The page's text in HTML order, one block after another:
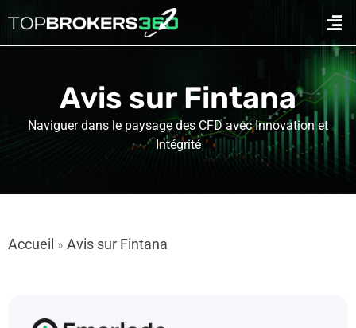
contenu
Avis sur Fintana
Naviguer dans le paysage des CFD avec Innovation et
Intégrité
Accueil » Avis sur Fintana